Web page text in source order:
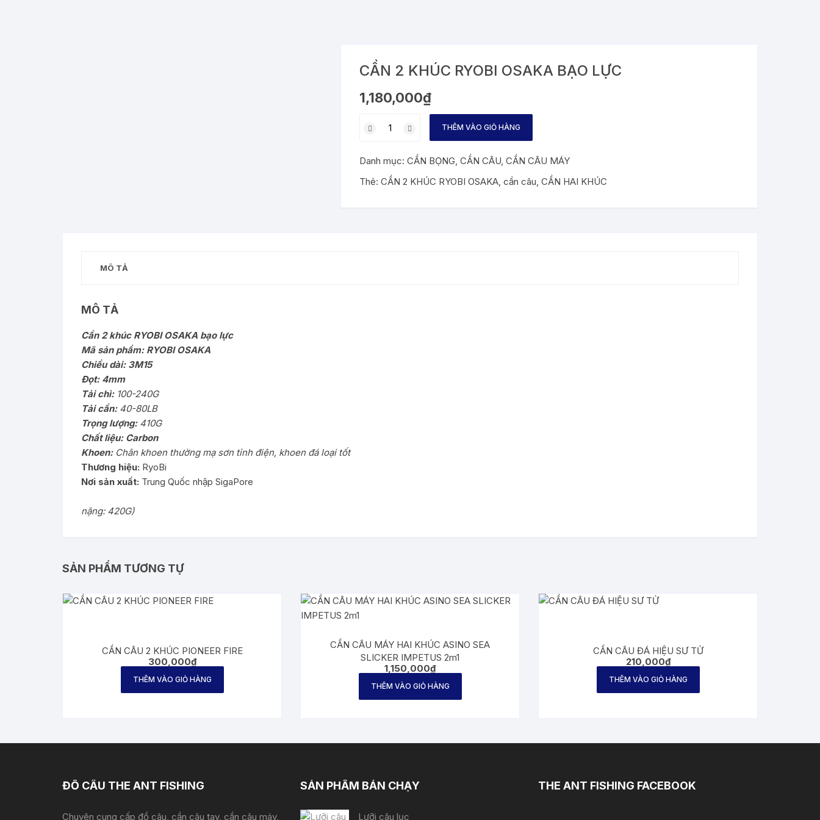
CẦN 2 KHÚC RYOBI OSAKA BẠO LỰC
1,180,000₫
RYOBI
OSAKA
THÊM VÀO GIỎ HÀNG
Danh mục: CẦN BỌNG, CẦN CÂU, CẦN CÂU MÁY
Thẻ: CẦN 2 KHÚC RYOBI OSAKA, cần câu, CẦN HAI KHÚC
MÔ TẢ
MÔ TẢ
Cần 2 khúc RYOBI OSAKA bạo lực
Mã sản phẩm: RYOBI OSAKA
Chiều dài: 3M15
Đọt: 4mm
Tải chì: 100-240G
Tải cần: 40-80LB
Trọng lượng:410G
Chất liệu: Carbon
Khoen: Chân khoen thường mạ sơn tỉnh điện, khoen đá loại tốt
Thương hiệu: RyoBi
Nơi sản xuất: Trung Quốc nhập SigaPore
nặng: 420G)
SẢN PHẨM TƯƠNG TỰ
CẦN CÂU 2 KHÚC PIONEER FIRE
300,000₫
THÊM VÀO GIỎ HÀNG
CẦN CÂU MÁY HAI KHÚC ASINO SEA
SLICKER IMPETUS 2m1
1,150,000₫
THÊM VÀO GIỎ HÀNG
CẦN CÂU ĐÁ HIỆU SƯ TỬ
210,000₫
THÊM VÀO GIỎ HÀNG
ĐỒ CÂU THE ANT FISHING
Chuyên cung cấp đồ câu, cần câu tay, cần câu máy,
SẢN PHẨM BÁN CHẠY
Lưỡi câu lục
THE ANT FISHING FACEBOOK